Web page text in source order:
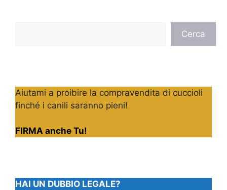
Cerca
Aiutami a proibire la compravendita di cuccioli
finché i canili saranno pieni!
FIRMA anche Tu!
HAI UN DUBBIO LEGALE?